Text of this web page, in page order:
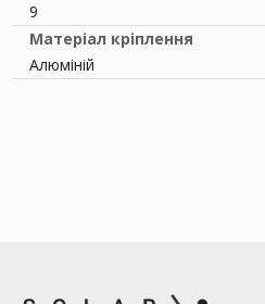
9
Матеріал кріплення
Алюміній